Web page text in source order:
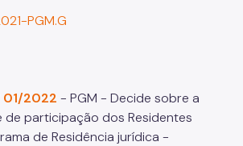
de Direito Público Municipal
PGM.G
01/2022 - PGM - Decide sobre a
participação dos Residentes
de Residência jurídica -